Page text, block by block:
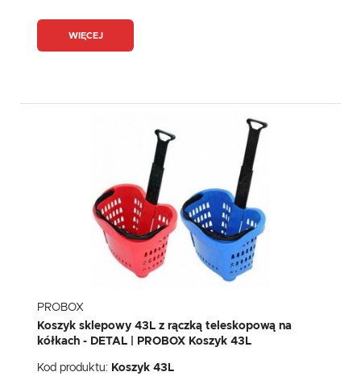
WIĘCEJ
PROBOX
Koszyk sklepowy 43L z rączką teleskopową na
kółkach - DETAL | PROBOX Koszyk 43L
Kod produktu: Koszyk 43L